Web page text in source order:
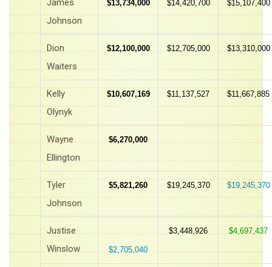
James
Johnson
$13,734,000 $14,420,700 $15,107,400
Dion
Waiters
$12,100,000 $12,705,000 $13,310,000
Kelly
Olynyk
$10,607,169 $11,137,527 $11,667,885
Wayne
Ellington
$6,270,000
Tyler
Johnson
$5,821,260 $19,245,370 $19,245,370
Justise
Winslow
$2,705,040
$3,448,926 $4,697,437